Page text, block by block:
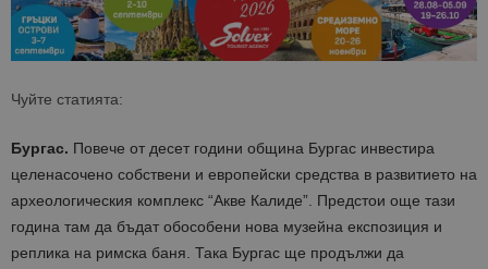
Чуйте статията:
Бургас. Повече от десет години община Бургас инвестира
целенасочено собствени и европейски средства в развитието на
археологическия комплекс “Акве Калиде”. Предстои още тази
година там да бъдат обособени нова музейна експозиция и
реплика на римска баня. Така Бургас ще продължи да